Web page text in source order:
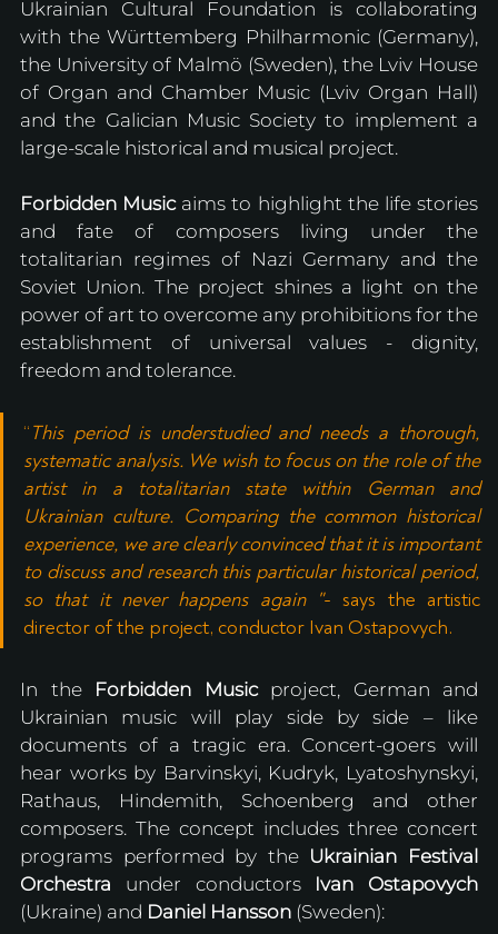
Ukrainian Cultural Foundation is collaborating
with the Württemberg Philharmonic (Germany),
the University of Malmö (Sweden), the Lviv House
of Organ and Chamber Music (Lviv Organ Hall)
and the Galician Music Society to implement a
large-scale historical and musical project.
Forbidden Music aims to highlight the life stories
and fate of composers living under the
totalitarian regimes of Nazi Germany and the
Soviet Union. The project shines a light on the
power of art to overcome any prohibitions for the
establishment of universal values ​​- dignity,
freedom and tolerance.
“This period is understudied and needs a thorough,
systematic analysis. We wish to focus on the role of the
artist in a totalitarian state within German and
Ukrainian culture. Comparing the common historical
experience, we are clearly convinced that it is important
to discuss and research this particular historical period,
so that it never happens again "- says ​​the artistic
director of the project, conductor Ivan Ostapovych.
In the Forbidden Music project, German and
Ukrainian music will play side by side – like
documents of a tragic era. Concert-goers will
hear works by Barvinskyi, Kudryk, Lyatoshynskyi,
Rathaus, Hindemith, Schoenberg and other
composers. The concept includes three concert
programs performed by the Ukrainian Festival
Orchestra under conductors Ivan Ostapovych
(Ukraine) and Daniel Hansson (Sweden):